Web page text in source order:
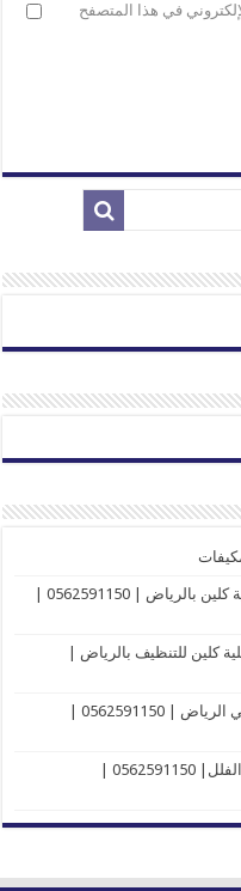
في هذا المتصفح
كلين للتنظيف بالرياض |